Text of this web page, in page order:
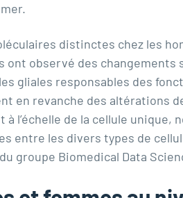
distinctes chez les
observé des
gliales responsables des
en revanche des altérations
l’échelle de la cellule
entre les divers types de
groupe Biomedical Data